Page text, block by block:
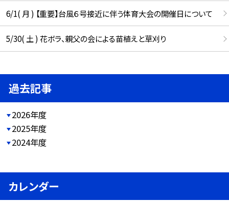
6/1( 月 ) 【重要】台風６号接近に伴う体育大会の開催日について
5/30( 土 ) 花ボラ、親父の会による苗植えと草刈り
過去記事
2026年度
2025年度
2024年度
カレンダー